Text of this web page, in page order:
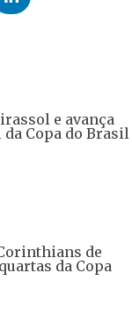
e avança
Copa do Brasil
de
da Copa